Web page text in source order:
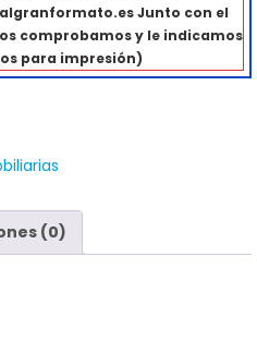
Junto con el
comprobamos y le indicamos
para impresión)
(0)